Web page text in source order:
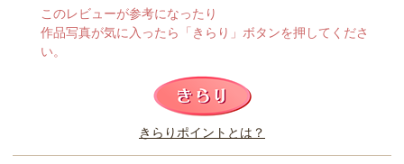
このレビューは参考になりましたか？
このレビューが参考になったり
作品写真が気に入ったら「きらり」ボタンを押してくださ
い。
きらりポイントとは？